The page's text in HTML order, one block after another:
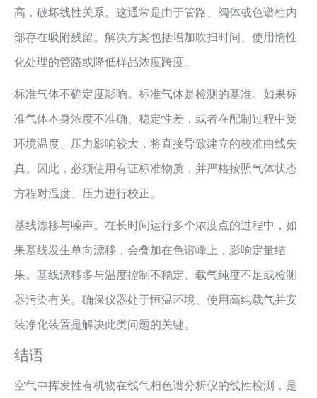
高，破坏线性关系。这通常是由于管路、阀体或色谱柱内
部存在吸附残留。解决方案包括增加吹扫时间、使用惰性
化处理的管路或降低样品浓度跨度。
标准气体不确定度影响。标准气体是检测的基准。如果标
准气体本身浓度不准确、稳定性差，或者在配制过程中受
环境温度、压力影响较大，将直接导致建立的校准曲线失
真。因此，必须使用有证标准物质，并严格按照气体状态
方程对温度、压力进行校正。
基线漂移与噪声。在长时间运行多个浓度点的过程中，如
果基线发生单向漂移，会叠加在色谱峰上，影响定量结
果。基线漂移多与温度控制不稳定、载气纯度不足或检测
器污染有关。确保仪器处于恒温环境、使用高纯载气并安
装净化装置是解决此类问题的关键。
结语
空气中挥发性有机物在线气相色谱分析仪的线性检测，是